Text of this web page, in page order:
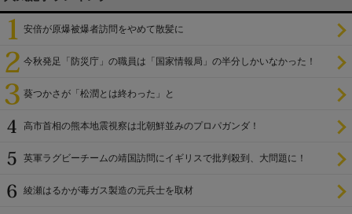
安倍が原爆被爆者訪問をやめて散髪に
今秋発足「防災庁」の職員は「国家情報局」の半分しかいなかった！
葵つかさが「松潤とは終わった」と
高市首相の熊本地震視察は北朝鮮並みのプロパガンダ！
英軍ラグビーチームの靖国訪問にイギリスで批判殺到、大問題に！
綾瀬はるかが毒ガス製造の元兵士を取材